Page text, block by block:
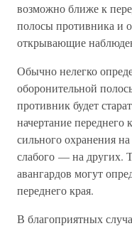
возможно ближе к
полосы противника и
открывающие
Обычно нелегко
оборонительной
противник будет
начертание
сильного охранения
слабого — на других.
авангардов могут
переднего края.
В благоприятных